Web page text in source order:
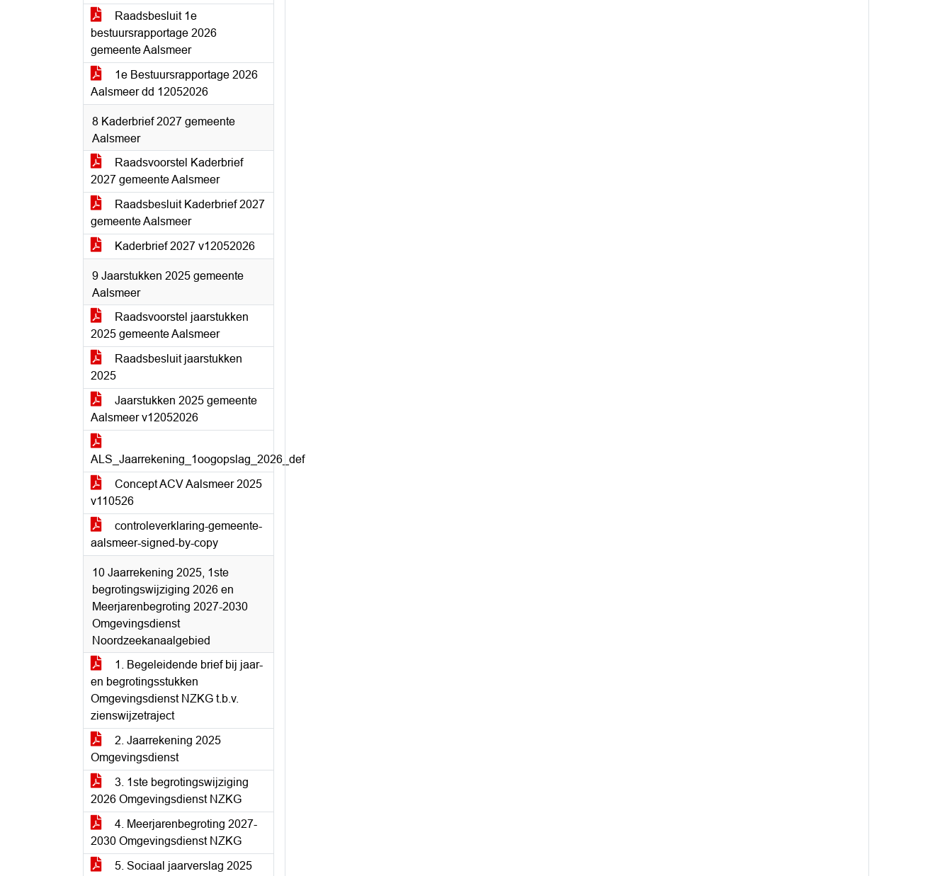
Raadsbesluit 1e
bestuursrapportage 2026
gemeente Aalsmeer
1e Bestuursrapportage 2026
Aalsmeer dd 12052026
8 Kaderbrief 2027 gemeente
Aalsmeer
Raadsvoorstel Kaderbrief
2027 gemeente Aalsmeer
Raadsbesluit Kaderbrief 2027
gemeente Aalsmeer
Kaderbrief 2027 v12052026
9 Jaarstukken 2025 gemeente
Aalsmeer
Raadsvoorstel jaarstukken
2025 gemeente Aalsmeer
Raadsbesluit jaarstukken
2025
Jaarstukken 2025 gemeente
Aalsmeer v12052026
ALS_Jaarrekening_1oogopslag_2026_def
Concept ACV Aalsmeer 2025
v110526
controleverklaring-gemeente-
aalsmeer-signed-by-copy
10 Jaarrekening 2025, 1ste
begrotingswijziging 2026 en
Meerjarenbegroting 2027-2030
Omgevingsdienst
Noordzeekanaalgebied
1. Begeleidende brief bij jaar-
en begrotingsstukken
Omgevingsdienst NZKG t.b.v.
zienswijzetraject
2. Jaarrekening 2025
Omgevingsdienst
3. 1ste begrotingswijziging
2026 Omgevingsdienst NZKG
4. Meerjarenbegroting 2027-
2030 Omgevingsdienst NZKG
5. Sociaal jaarverslag 2025